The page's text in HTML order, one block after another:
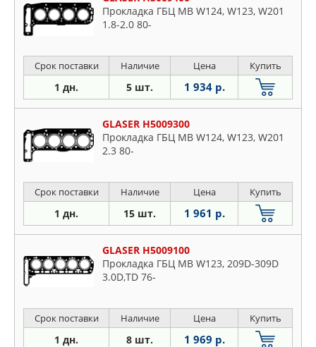
Прокладка ГБЦ MB W124, W123, W201
1.8-2.0 80-
Срок поставки Наличие Цена Купить
1 дн. 5 шт. 1 934 р.
GLASER H5009300
Прокладка ГБЦ MB W124, W123, W201
2.3 80-
Срок поставки Наличие Цена Купить
1 дн. 15 шт. 1 961 р.
GLASER H5009100
Прокладка ГБЦ MB W123, 209D-309D
3.0D,TD 76-
Срок поставки Наличие Цена Купить
1 дн. 8 шт. 1 969 р.